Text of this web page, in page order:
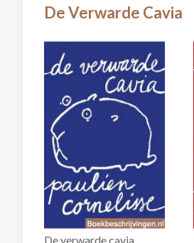
De Verwarde Cavia
De verwarde cavia